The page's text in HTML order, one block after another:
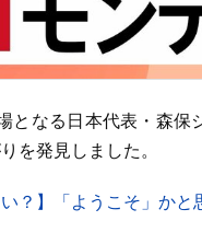
となる日本代表・森保
を発見しました。
い？】「ようこそ」か